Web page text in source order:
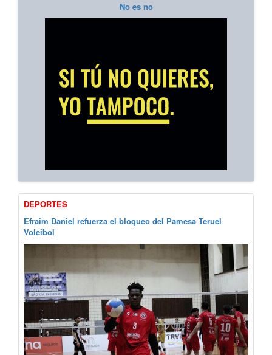
No es no
DEPORTES
Efraim Daniel refuerza el bloqueo del Pamesa Teruel
Voleibol